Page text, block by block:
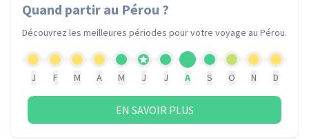
Quand partir au Pérou ?
Découvrez les meilleures périodes pour votre voyage au Pérou.
J F M A M J J A S O N D
EN SAVOIR PLUS